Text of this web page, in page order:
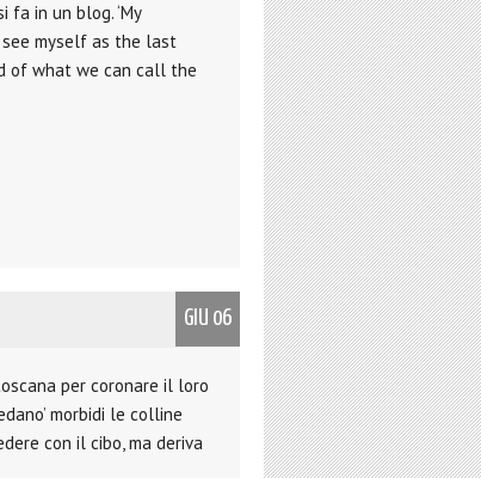
fa in un blog. ‘My
myself as the last
of what we can call the
GIU 06
per coronare il loro
morbidi le colline
con il cibo, ma deriva